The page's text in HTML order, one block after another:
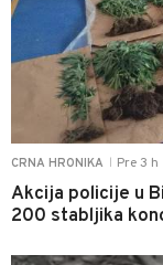
CRNA HRONIKA Pre 3 h
Akcija policije u
200 stabljika